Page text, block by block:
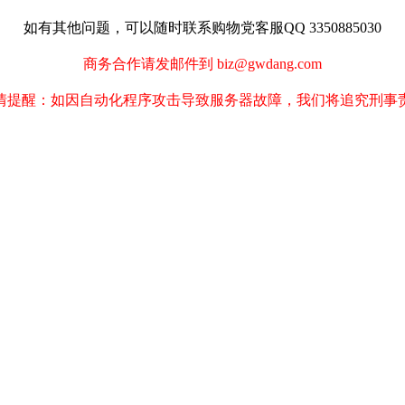
如有其他问题，可以随时联系购物党客服QQ 3350885030
商务合作请发邮件到 biz@gwdang.com
提醒：如因自动化程序攻击导致服务器故障，我们将追究刑事